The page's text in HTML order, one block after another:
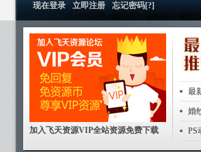
现在登录 立即注册 忘记密码[?]
加入飞天资源VIP全站资源免费下载
最
婚
PS